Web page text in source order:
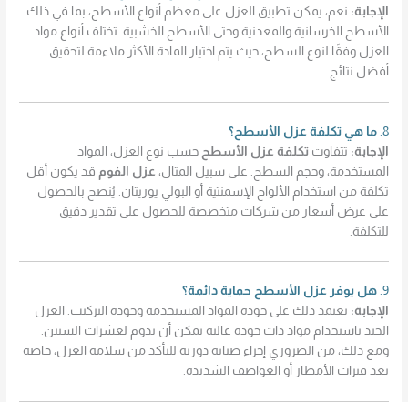
الإجابة: نعم، يمكن تطبيق العزل على معظم أنواع الأسطح، بما في ذلك
الأسطح الخرسانية والمعدنية وحتى الأسطح الخشبية. تختلف أنواع مواد
العزل وفقًا لنوع السطح، حيث يتم اختيار المادة الأكثر ملاءمة لتحقيق
أفضل نتائج.
8. ما هي تكلفة عزل الأسطح؟
الإجابة: تتفاوتتكلفة عزل الأسطح حسب نوع العزل، المواد
المستخدمة، وحجم السطح. على سبيل المثال، عزل الفوم قد يكون أقل
تكلفة من استخدام الألواح الإسمنتية أو البولي يوريثان. يُنصح بالحصول
على عرض أسعار من شركات متخصصة للحصول على تقدير دقيق
للتكلفة.
9. هل يوفر عزل الأسطح حماية دائمة؟
الإجابة: يعتمد ذلك على جودة المواد المستخدمة وجودة التركيب. العزل
الجيد باستخدام مواد ذات جودة عالية يمكن أن يدوم لعشرات السنين.
ومع ذلك، من الضروري إجراء صيانة دورية للتأكد من سلامة العزل، خاصة
بعد فترات الأمطار أو العواصف الشديدة.